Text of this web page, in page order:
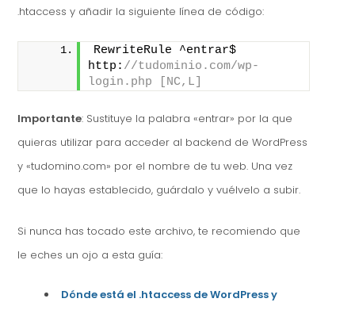
.htaccess y añadir la siguiente línea de código:
RewriteRule ^entrar$
http: //tudominio.com/wp-
login.php [NC,L]
Importante: Sustituye la palabra «entrar» por la que
quieras utilizar para acceder al backend de WordPress
y «tudomino.com» por el nombre de tu web. Una vez
que lo hayas establecido, guárdalo y vuélvelo a subir.
Si nunca has tocado este archivo, te recomiendo que
le eches un ojo a esta guía:
Dónde está el .htaccess de WordPress y